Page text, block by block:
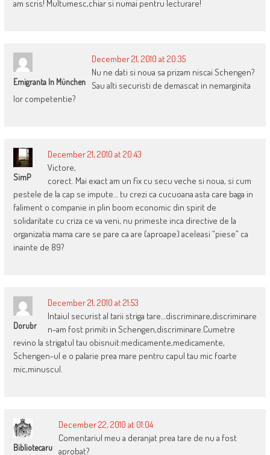
am scris! Multumesc,chiar si numai pentru lecturare!
Emigranta In München
December 21, 2010 at 20:35
Nu ne dati si noua sa prizam niscai Schengen?
Sau alti securisti de demascat in nemarginita
lor competentie?
SimP
December 21, 2010 at 20:43
Victore,
corect. Mai exact am un fix cu secu veche si noua, si cum
pestele de la cap se impute… tu crezi ca cucuoana asta care baga in
faliment o companie in plin boom economic din spirit de
solidaritate cu criza ce va veni, nu primeste inca directive de la
organizatia mama care se pare ca are (aproape) aceleasi “piese” ca
inainte de 89?
Dorubr
December 21, 2010 at 21:53
Intaiul securist al tarii striga tare…discriminare,discriminare
n-am fost primiti in Schengen,discriminare.Cumetre
revino la strigatul tau obisnuit:medicamente,medicamente,
Schengen-ul e o palarie prea mare pentru capul tau mic foarte
mic,minuscul.
Bibliotecaru
December 22, 2010 at 01:04
Comentariul meu a deranjat prea tare de nu a fost
aprobat?